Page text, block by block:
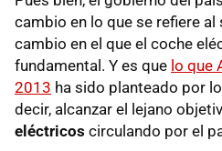
cambio en lo que se refiere al
cambio en el que el coche
fundamental. Y es que lo que
2013 ha sido planteado por
decir, alcanzar el lejano
eléctricos circulando por el